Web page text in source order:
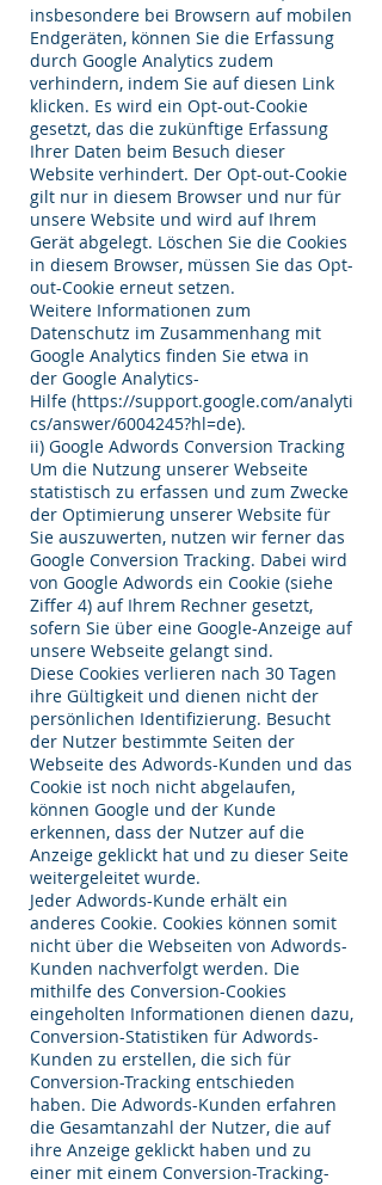
insbesondere bei Browsern auf mobilen
Endgeräten, können Sie die Erfassung
durch Google Analytics zudem
verhindern, indem Sie auf diesen Link
klicken. Es wird ein Opt-out-Cookie
gesetzt, das die zukünftige Erfassung
Ihrer Daten beim Besuch dieser
Website verhindert. Der Opt-out-Cookie
gilt nur in diesem Browser und nur für
unsere Website und wird auf Ihrem
Gerät abgelegt. Löschen Sie die Cookies
in diesem Browser, müssen Sie das Opt-
out-Cookie erneut setzen.
Weitere Informationen zum
Datenschutz im Zusammenhang mit
Google Analytics finden Sie etwa in
der Google Analytics-
Hilfe (https://support.google.com/analyti
cs/answer/6004245?hl=de).
ii) Google Adwords Conversion Tracking
Um die Nutzung unserer Webseite
statistisch zu erfassen und zum Zwecke
der Optimierung unserer Website für
Sie auszuwerten, nutzen wir ferner das
Google Conversion Tracking. Dabei wird
von Google Adwords ein Cookie (siehe
Ziffer 4) auf Ihrem Rechner gesetzt,
sofern Sie über eine Google-Anzeige auf
unsere Webseite gelangt sind.
Diese Cookies verlieren nach 30 Tagen
ihre Gültigkeit und dienen nicht der
persönlichen Identifizierung. Besucht
der Nutzer bestimmte Seiten der
Webseite des Adwords-Kunden und das
Cookie ist noch nicht abgelaufen,
können Google und der Kunde
erkennen, dass der Nutzer auf die
Anzeige geklickt hat und zu dieser Seite
weitergeleitet wurde.
Jeder Adwords-Kunde erhält ein
anderes Cookie. Cookies können somit
nicht über die Webseiten von Adwords-
Kunden nachverfolgt werden. Die
mithilfe des Conversion-Cookies
eingeholten Informationen dienen dazu,
Conversion-Statistiken für Adwords-
Kunden zu erstellen, die sich für
Conversion-Tracking entschieden
haben. Die Adwords-Kunden erfahren
die Gesamtanzahl der Nutzer, die auf
ihre Anzeige geklickt haben und zu
einer mit einem Conversion-Tracking-